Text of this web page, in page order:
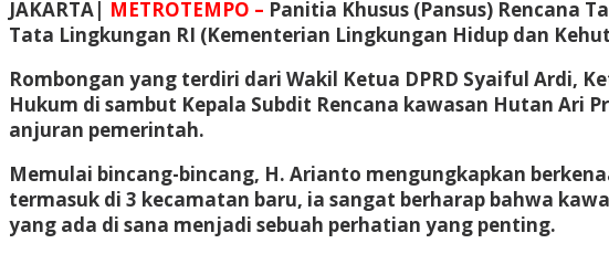
JAKARTA| METROTEMPO – Panitia Khusus (Pansus) Rencana
Tata Lingkungan RI (Kementerian Lingkungan Hidup dan
Rombongan yang terdiri dari Wakil Ketua DPRD Syaiful Ardi,
Hukum di sambut Kepala Subdit Rencana kawasan Hutan
anjuran pemerintah.
Memulai bincang-bincang, H. Arianto mengungkapkan
termasuk di 3 kecamatan baru, ia sangat berharap bahwa
yang ada di sana menjadi sebuah perhatian yang penting.